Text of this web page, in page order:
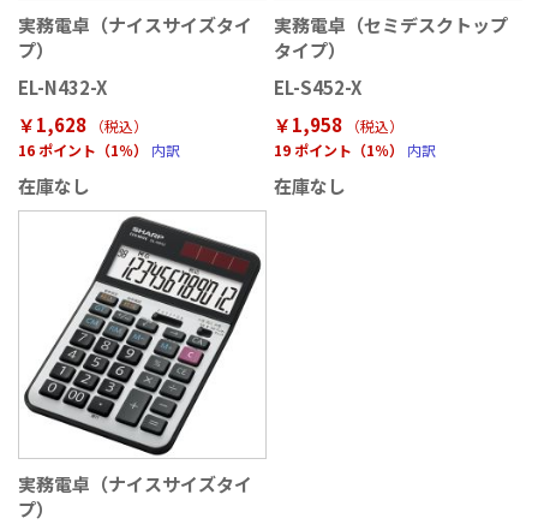
実務電卓（ナイスサイズタイ
プ）
EL-N432-X
￥1,628
（税込）
16 ポイント（1％）
内訳
在庫なし
実務電卓（セミデスクトップ
タイプ）
EL-S452-X
￥1,958
（税込）
19 ポイント（1％）
内訳
在庫なし
実務電卓（ナイスサイズタイ
プ）